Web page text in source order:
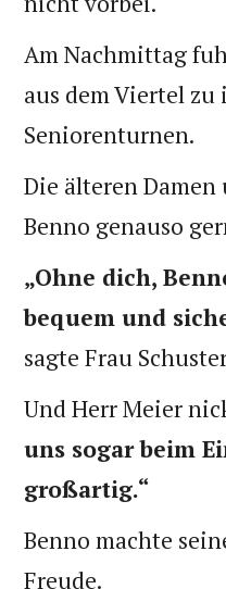
Am Nachmittag
aus dem Viertel zu
Seniorenturnen.
Die älteren
Benno genauso
„Ohne dich,
bequem und
sagte Frau
Und Herr Meier
uns sogar beim
großartig.“
Benno machte
Freude.